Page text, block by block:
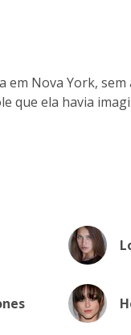
em Nova York,
que ela havia